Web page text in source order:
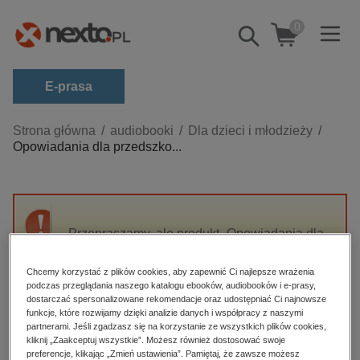
Pokaż/schowaj
wyszukiwarkę
0
E-prasa
Kategorie
Zobacz wszystkie E-prasa
budownictwo, aranżacja wnętrz
darmowe wydania
edukacja
hobby, sport, rozrywka
komputery, internet, technologie, informatyka
Strona główna audiobooki
Dla dzieci i młodzieży
Opowiadania dla przedszko...
Przepraszamy, ale produkt „Opowiadania dla
High-contrast mode
Polecane
Chcemy korzystać z plików cookies, aby zapewnić Ci najlepsze wrażenia
podczas przeglądania naszego katalogu ebooków, audiobooków i e-prasy,
dostarczać spersonalizowane rekomendacje oraz udostępniać Ci najnowsze
funkcje, które rozwijamy dzięki analizie danych i współpracy z naszymi
partnerami. Jeśli zgadzasz się na korzystanie ze wszystkich plików cookies,
kliknij „Zaakceptuj wszystkie”. Możesz również dostosować swoje
preferencje, klikając „Zmień ustawienia”. Pamiętaj, że zawsze możesz